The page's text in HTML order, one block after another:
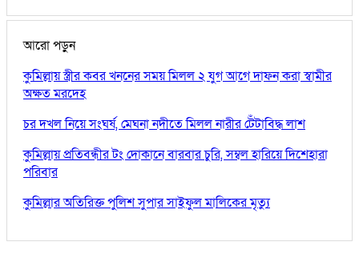
আরো পড়ুন
কুমিল্লায় স্ত্রীর কবর খননের সময় মিলল ২ যুগ আগে দাফন করা স্বামীর
অক্ষত মরদেহ
চর দখল নিয়ে সংঘর্ষ, মেঘনা নদীতে মিলল নারীর টেঁটাবিদ্ধ লাশ
কুমিল্লায় প্রতিবন্ধীর টং দোকানে বারবার চুরি, সম্বল হারিয়ে দিশেহারা
পরিবার
কুমিল্লার অতিরিক্ত পুলিশ সুপার সাইফুল মালিকের মৃত্যু